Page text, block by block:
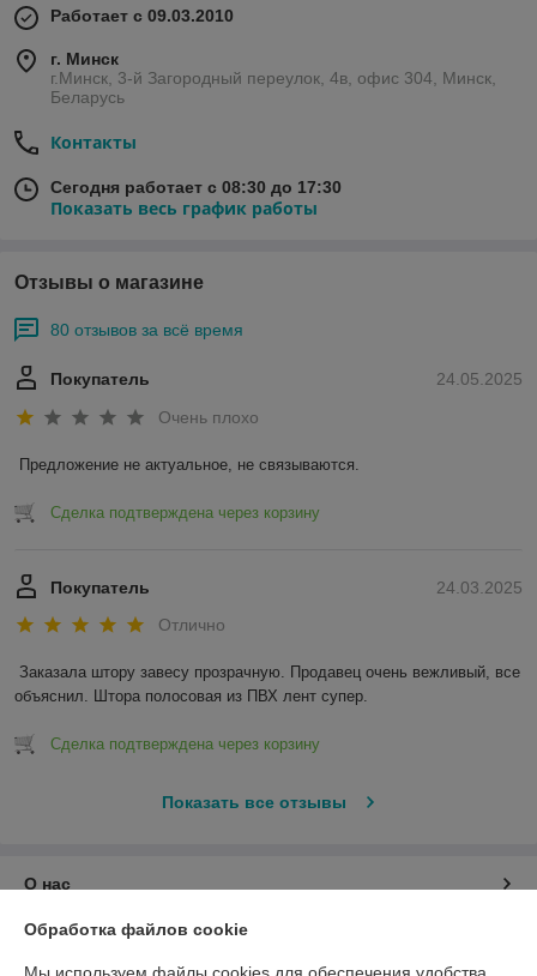
Работает с 09.03.2010
г. Минск
г.Минск, 3-й Загородный переулок, 4в, офис 304, Минск,
Беларусь
Контакты
Сегодня работает с 08:30 до 17:30
Показать весь график работы
Отзывы о магазине
80 отзывов за всё время
24.05.2025
Покупатель
Очень плохо
Предложение не актуальное, не связываются.
Сделка подтверждена через корзину
24.03.2025
Покупатель
Отлично
Заказала штору завесу прозрачную. Продавец очень вежливый, все
объяснил. Штора полосовая из ПВХ лент супер.
Сделка подтверждена через корзину
Показать все отзывы
О нас
Контакты
Обработка файлов cookie